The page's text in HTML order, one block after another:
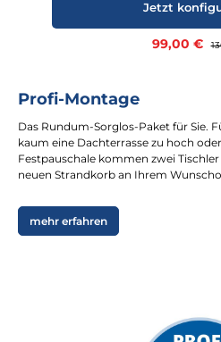
99,00 €
Jetzt
Profi-Montage
Das Rundum-Sorglos-Paket für Sie.
kaum eine Dachterrasse zu hoch
Festpauschale kommen zwei
neuen Strandkorb an Ihrem
mehr erfahren